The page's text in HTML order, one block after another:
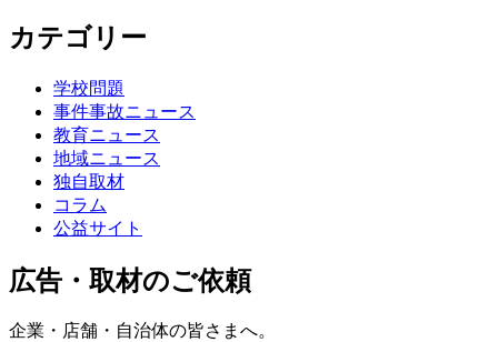
カテゴリー
学校問題
事件事故ニュース
教育ニュース
地域ニュース
独自取材
コラム
公益サイト
広告・取材のご依頼
企業・店舗・自治体の皆さまへ。